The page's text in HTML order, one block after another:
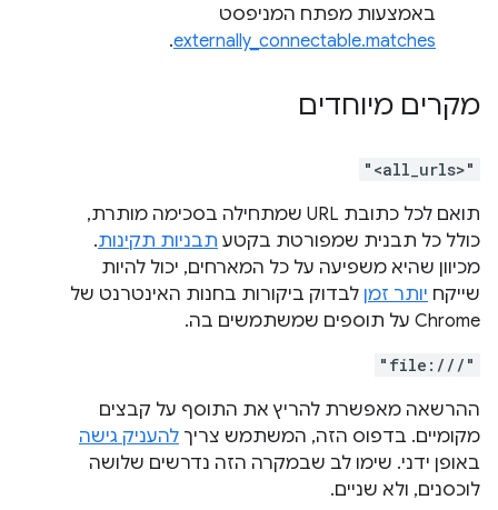
באמצעות מפתח המניפסט
externally_connectable.matches
.
מקרים מיוחדים
"<all_urls>"
תואם לכל כתובת URL שמתחילה בסכימה מותרת,
כולל כל תבנית שמפורטת בקטע תבניות תקינות.
מכיוון שהיא משפיעה על כל המארחים, יכול להיות
שייקח יותר זמן לבדוק ביקורות בחנות האינטרנט של
Chrome על תוספים שמשתמשים בה.
"file:///"
ההרשאה מאפשרת להריץ את התוסף על קבצים
מקומיים. בדפוס הזה, המשתמש צריך להעניק גישה
באופן ידני. שימו לב שבמקרה הזה נדרשים שלושה
לוכסנים, ולא שניים.